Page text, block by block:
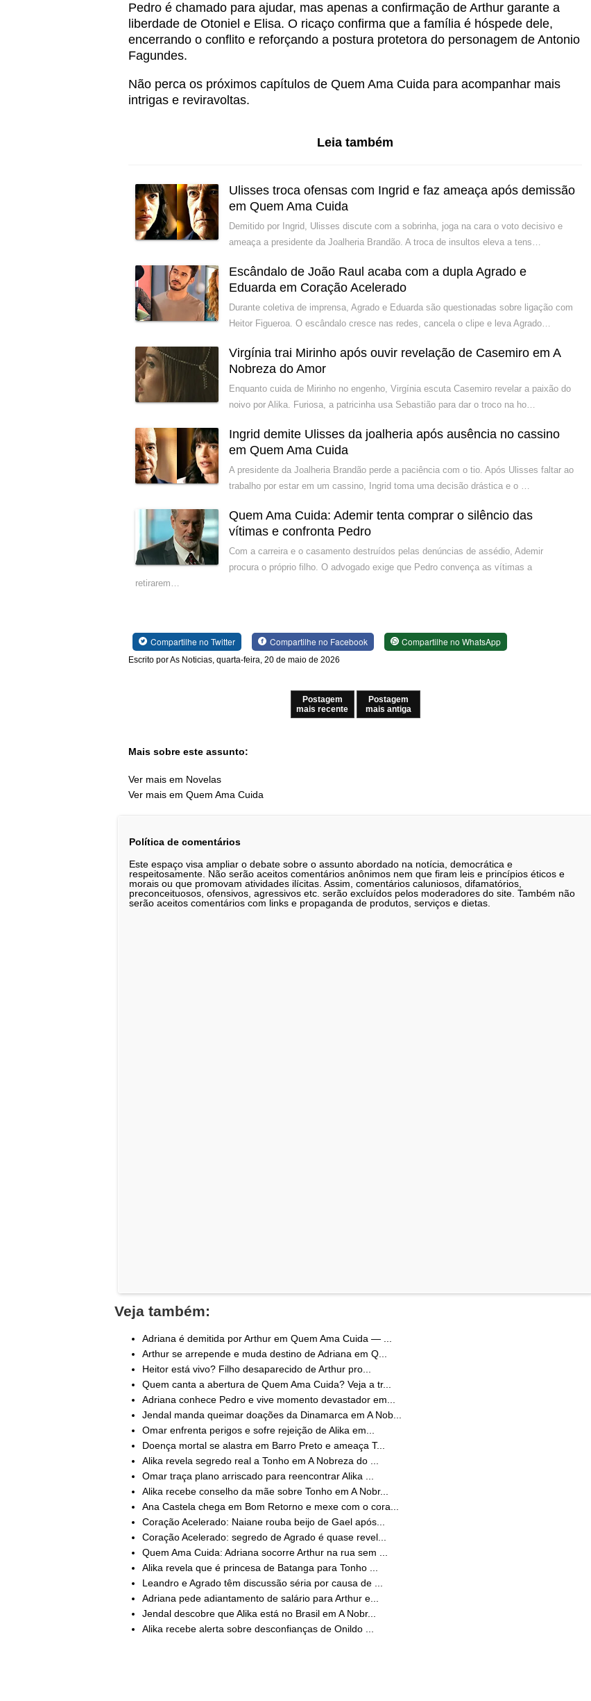
Pedro é chamado para ajudar, mas apenas a confirmação de Arthur garante a
liberdade de Otoniel e Elisa. O ricaço confirma que a família é hóspede dele,
encerrando o conflito e reforçando a postura protetora do personagem de Antonio
Fagundes.
Não perca os próximos capítulos de Quem Ama Cuida para acompanhar mais
intrigas e reviravoltas.
Leia também
Ulisses troca ofensas com Ingrid e faz ameaça após demissão
em Quem Ama Cuida
Demitido por Ingrid, Ulisses discute com a sobrinha, joga na cara o voto decisivo e
ameaça a presidente da Joalheria Brandão. A troca de insultos eleva a tens…
Escândalo de João Raul acaba com a dupla Agrado e
Eduarda em Coração Acelerado
Durante coletiva de imprensa, Agrado e Eduarda são questionadas sobre ligação com
Heitor Figueroa. O escândalo cresce nas redes, cancela o clipe e leva Agrado…
Virgínia trai Mirinho após ouvir revelação de Casemiro em A
Nobreza do Amor
Enquanto cuida de Mirinho no engenho, Virgínia escuta Casemiro revelar a paixão do
noivo por Alika. Furiosa, a patricinha usa Sebastião para dar o troco na ho…
Ingrid demite Ulisses da joalheria após ausência no cassino
em Quem Ama Cuida
A presidente da Joalheria Brandão perde a paciência com o tio. Após Ulisses faltar ao
trabalho por estar em um cassino, Ingrid toma uma decisão drástica e o …
Quem Ama Cuida: Ademir tenta comprar o silêncio das
vítimas e confronta Pedro
Com a carreira e o casamento destruídos pelas denúncias de assédio, Ademir
procura o próprio filho. O advogado exige que Pedro convença as vítimas a
retirarem…
Compartilhe no Twitter Compartilhe no Facebook Compartilhe no WhatsApp
Escrito por As Noticias, quarta-feira, 20 de maio de 2026
Postagem
mais recente
Postagem
mais antiga
Mais sobre este assunto:
Ver mais em Novelas
Ver mais em Quem Ama Cuida
Política de comentários
Este espaço visa ampliar o debate sobre o assunto abordado na notícia, democrática e
respeitosamente. Não serão aceitos comentários anônimos nem que firam leis e princípios éticos e
morais ou que promovam atividades ilícitas. Assim, comentários caluniosos, difamatórios,
preconceituosos, ofensivos, agressivos etc. serão excluídos pelos moderadores do site. Também não
serão aceitos comentários com links e propaganda de produtos, serviços e dietas.
Veja também:
Adriana é demitida por Arthur em Quem Ama Cuida — ...
Arthur se arrepende e muda destino de Adriana em Q...
Heitor está vivo? Filho desaparecido de Arthur pro...
Quem canta a abertura de Quem Ama Cuida? Veja a tr...
Adriana conhece Pedro e vive momento devastador em...
Jendal manda queimar doações da Dinamarca em A Nob...
Omar enfrenta perigos e sofre rejeição de Alika em...
Doença mortal se alastra em Barro Preto e ameaça T...
Alika revela segredo real a Tonho em A Nobreza do ...
Omar traça plano arriscado para reencontrar Alika ...
Alika recebe conselho da mãe sobre Tonho em A Nobr...
Ana Castela chega em Bom Retorno e mexe com o cora...
Coração Acelerado: Naiane rouba beijo de Gael após...
Coração Acelerado: segredo de Agrado é quase revel...
Quem Ama Cuida: Adriana socorre Arthur na rua sem ...
Alika revela que é princesa de Batanga para Tonho ...
Leandro e Agrado têm discussão séria por causa de ...
Adriana pede adiantamento de salário para Arthur e...
Jendal descobre que Alika está no Brasil em A Nobr...
Alika recebe alerta sobre desconfianças de Onildo ...